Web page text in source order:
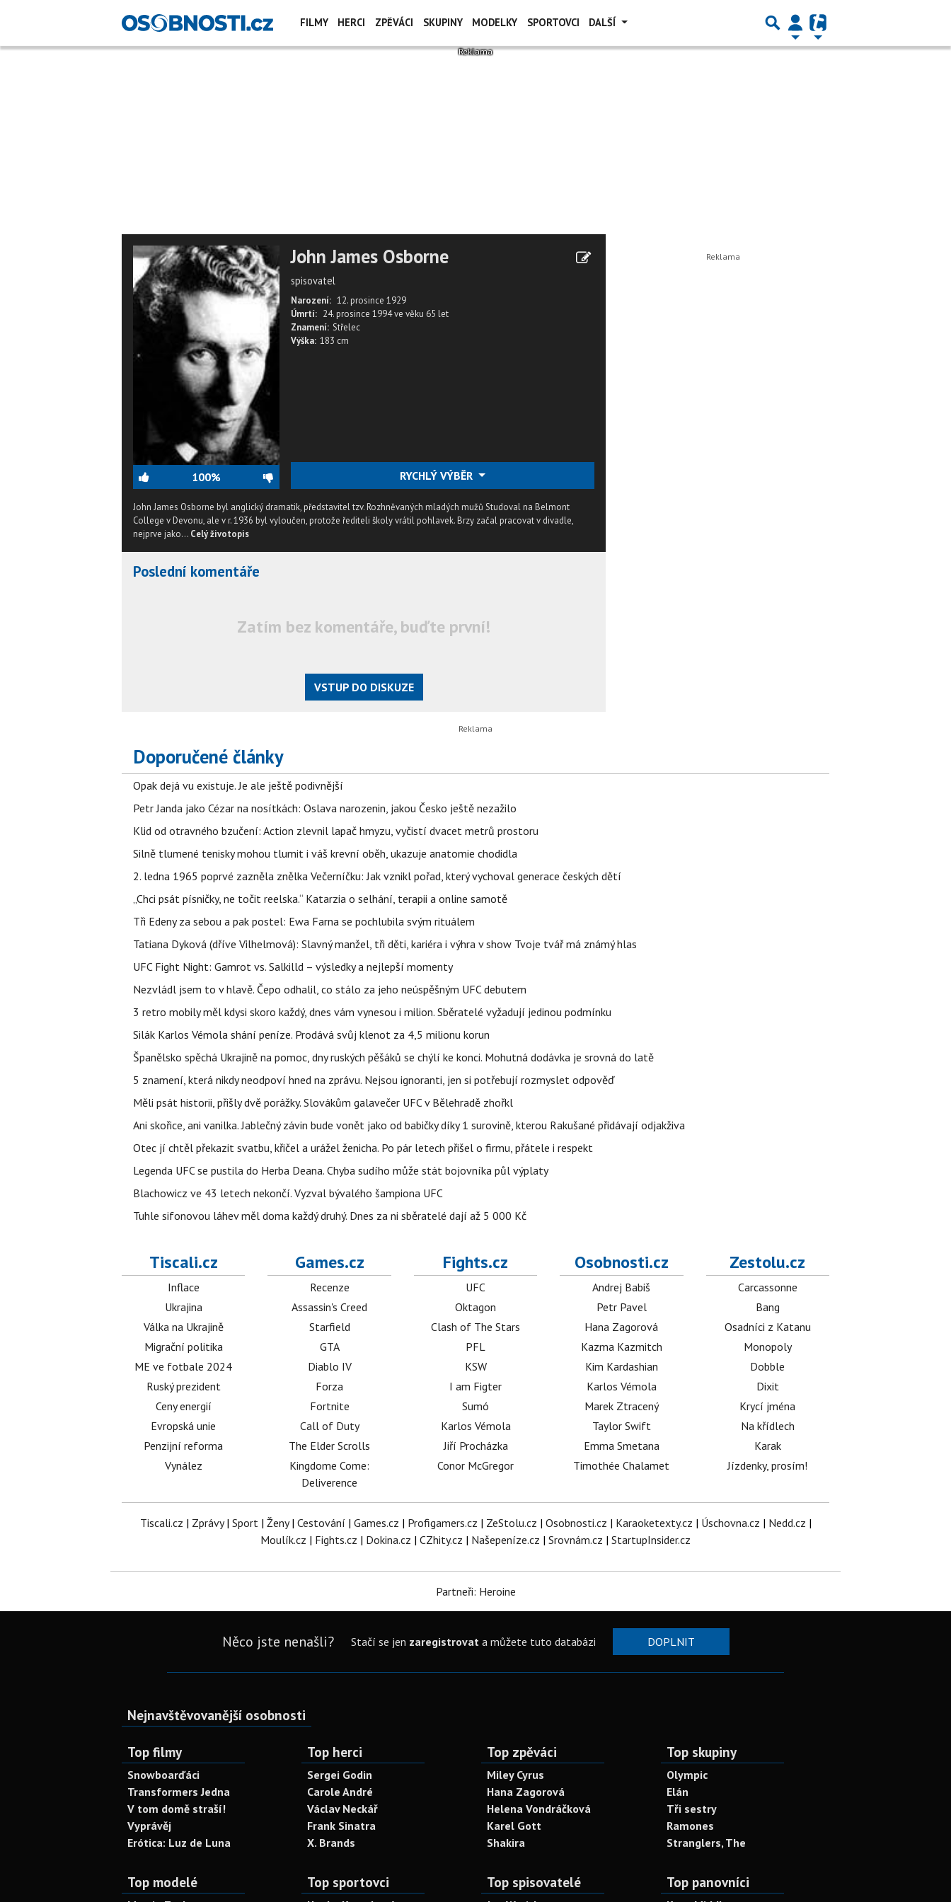
FILMY HERCI ZPĚVÁCI SKUPINY MODELKY SPORTOVCI DALŠÍ
100%
John James Osborne
spisovatel
Narození: 12. prosince 1929
Úmrtí: 24. prosince 1994ve věku 65 let
Znamení: Střelec
Výška: 183 cm
RYCHLÝ VÝBĚR
John James Osborne byl anglický dramatik, představitel tzv. Rozhněvaných mladých mužů Studoval na Belmont
College v Devonu, ale v r. 1936 byl vyloučen, protože řediteli školy vrátil pohlavek. Brzy začal pracovat v divadle,
nejprve jako... Celý životopis
Poslední komentáře
Zatím bez komentáře, buďte první!
VSTUP DO DISKUZE
Doporučené články
Opak dejá vu existuje. Je ale ještě podivnější
Petr Janda jako Cézar na nosítkách: Oslava narozenin, jakou Česko ještě nezažilo
Klid od otravného bzučení: Action zlevnil lapač hmyzu, vyčistí dvacet metrů prostoru
Silně tlumené tenisky mohou tlumit i váš krevní oběh, ukazuje anatomie chodidla
2. ledna 1965 poprvé zazněla znělka Večerníčku: Jak vznikl pořad, který vychoval generace českých dětí
„Chci psát písničky, ne točit reelska.“ Katarzia o selhání, terapii a online samotě
Tři Edeny za sebou a pak postel: Ewa Farna se pochlubila svým rituálem
Tatiana Dyková (dříve Vilhelmová): Slavný manžel, tři děti, kariéra i výhra v show Tvoje tvář má známý hlas
UFC Fight Night: Gamrot vs. Salkilld – výsledky a nejlepší momenty
Nezvládl jsem to v hlavě. Čepo odhalil, co stálo za jeho neúspěšným UFC debutem
3 retro mobily měl kdysi skoro každý, dnes vám vynesou i milion. Sběratelé vyžadují jedinou podmínku
Silák Karlos Vémola shání peníze. Prodává svůj klenot za 4,5 milionu korun
Španělsko spěchá Ukrajině na pomoc, dny ruských pěšáků se chýlí ke konci. Mohutná dodávka je srovná do latě
5 znamení, která nikdy neodpoví hned na zprávu. Nejsou ignoranti, jen si potřebují rozmyslet odpověď
Měli psát historii, přišly dvě porážky. Slovákům galavečer UFC v Bělehradě zhořkl
Ani skořice, ani vanilka. Jablečný závin bude vonět jako od babičky díky 1 surovině, kterou Rakušané přidávají odjakživa
Otec jí chtěl překazit svatbu, křičel a urážel ženicha. Po pár letech přišel o firmu, přátele i respekt
Legenda UFC se pustila do Herba Deana. Chyba sudího může stát bojovníka půl výplaty
Blachowicz ve 43 letech nekončí. Vyzval bývalého šampiona UFC
Tuhle sifonovou láhev měl doma každý druhý. Dnes za ni sběratelé dají až 5 000 Kč
Tiscali.cz
Inflace
Ukrajina
Válka na Ukrajině
Migrační politika
ME ve fotbale 2024
Ruský prezident
Ceny energií
Evropská unie
Penzijní reforma
Vynález
Games.cz
Recenze
Assassin's Creed
Starfield
GTA
Diablo IV
Forza
Fortnite
Call of Duty
The Elder Scrolls
Kingdome Come:
Deliverence
Fights.cz
UFC
Oktagon
Clash of The Stars
PFL
KSW
I am Figter
Sumó
Karlos Vémola
Jiří Procházka
Conor McGregor
Osobnosti.cz
Andrej Babiš
Petr Pavel
Hana Zagorová
Kazma Kazmitch
Kim Kardashian
Karlos Vémola
Marek Ztracený
Taylor Swift
Emma Smetana
Timothée Chalamet
Zestolu.cz
Carcassonne
Bang
Osadníci z Katanu
Monopoly
Dobble
Dixit
Krycí jména
Na křídlech
Karak
Jízdenky, prosím!
Tiscali.cz | Zprávy| Sport| Ženy| Cestování | Games.cz | Profigamers.cz | ZeStolu.cz | Osobnosti.cz | Karaoketexty.cz | Úschovna.cz | Nedd.cz |
Moulík.cz | Fights.cz | Dokina.cz | CZhity.cz | Našepeníze.cz | Srovnám.cz | StartupInsider.cz
Partneři: Heroine
Něco jste nenašli? Stačí se jen zaregistrovata můžete tuto databázi DOPLNIT
Nejnavštěvovanější osobnosti
Top filmy
Snowboarďáci
Transformers Jedna
V tom domě straší!
Vyprávěj
Erótica: Luz de Luna
Top herci
Sergei Godin
Carole André
Václav Neckář
Frank Sinatra
X. Brands
Top zpěváci
Miley Cyrus
Hana Zagorová
Helena Vondráčková
Karel Gott
Shakira
Top skupiny
Olympic
Elán
Tři sestry
Ramones
Stranglers, The
Top modelé Top sportovci Top spisovatelé Top panovníci